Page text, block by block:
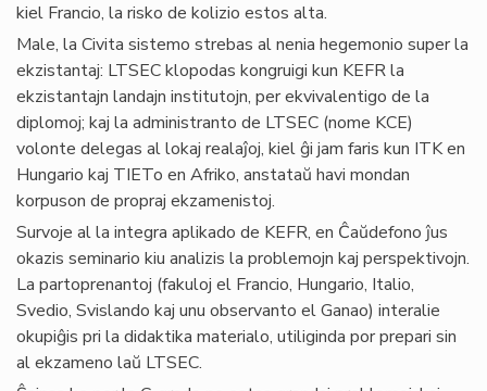
kiel Francio, la risko de kolizio estos alta.
Male, la Civita sistemo strebas al nenia hegemonio super la
ekzistantaj: LTSEC klopodas kongruigi kun KEFR la
ekzistantajn landajn institutojn, per ekvivalentigo de la
diplomoj; kaj la administranto de LTSEC (nome KCE)
volonte delegas al lokaj realaĵoj, kiel ĝi jam faris kun ITK en
Hungario kaj TIETo en Afriko, anstataŭ havi mondan
korpuson de propraj ekzamenistoj.
Survoje al la integra aplikado de KEFR, en Ĉaŭdefono ĵus
okazis seminario kiu analizis la problemojn kaj perspektivojn.
La partoprenantoj (fakuloj el Francio, Hungario, Italio,
Svedio, Svislando kaj unu observanto el Ganao) interalie
okupiĝis pri la didaktika materialo, utiliginda por prepari sin
al ekzameno laŭ LTSEC.